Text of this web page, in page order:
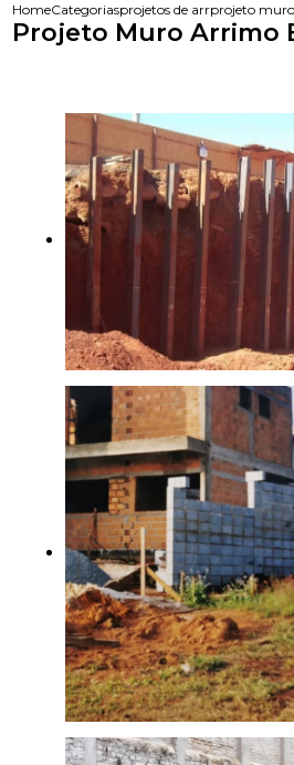
HomeCategoriasprojetos de arrimoprojeto muro
Projeto Muro Arrimo